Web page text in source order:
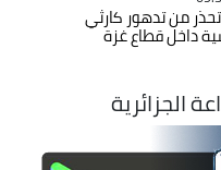
من تدهور كارثي
داخل قطاع غزة